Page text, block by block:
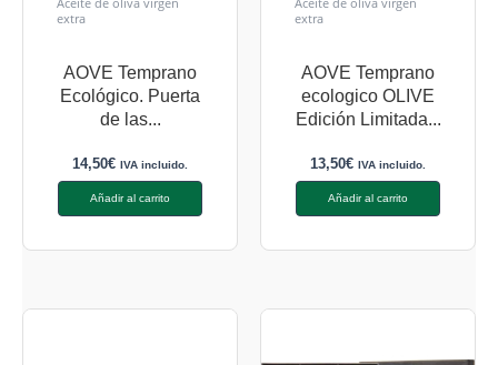
extra
AOVE Temprano
Ecológico. Puerta
de las...
14,50€ IVA incluido.
Añadir al carrito
extra
AOVE Temprano
ecologico OLIVE
Edición Limitada...
13,50€ IVA incluido.
Añadir al carrito